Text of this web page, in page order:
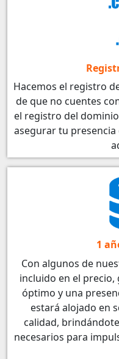
Hacemos el registro
de que no cuentes
el registro del
asegurar tu
1
Con algunos de
incluido en el
óptimo y una
estará alojado en
calidad,
necesarios para